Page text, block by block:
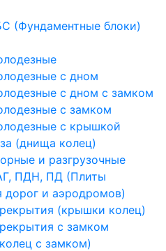
(Фундаментные блоки)
с дном
с дном с замком
с замком
с крышкой
(днища колец)
и разгрузочные
ПДН, ПД (Плиты
дорог и аэродромов)
(крышки колец)
с замком
с замком)